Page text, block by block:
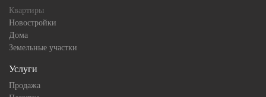
Квартиры
Новостройки
Дома
Земельные участки
Услуги
Продажа